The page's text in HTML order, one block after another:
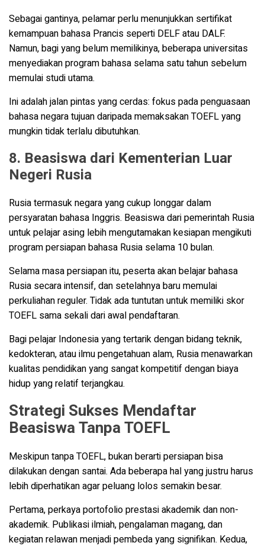
Sebagai gantinya, pelamar perlu menunjukkan sertifikat
kemampuan bahasa Prancis seperti DELF atau DALF.
Namun, bagi yang belum memilikinya, beberapa universitas
menyediakan program bahasa selama satu tahun sebelum
memulai studi utama.
Ini adalah jalan pintas yang cerdas: fokus pada penguasaan
bahasa negara tujuan daripada memaksakan TOEFL yang
mungkin tidak terlalu dibutuhkan.
8. Beasiswa dari Kementerian Luar
Negeri Rusia
Rusia termasuk negara yang cukup longgar dalam
persyaratan bahasa Inggris. Beasiswa dari pemerintah Rusia
untuk pelajar asing lebih mengutamakan kesiapan mengikuti
program persiapan bahasa Rusia selama 10 bulan.
Selama masa persiapan itu, peserta akan belajar bahasa
Rusia secara intensif, dan setelahnya baru memulai
perkuliahan reguler. Tidak ada tuntutan untuk memiliki skor
TOEFL sama sekali dari awal pendaftaran.
Bagi pelajar Indonesia yang tertarik dengan bidang teknik,
kedokteran, atau ilmu pengetahuan alam, Rusia menawarkan
kualitas pendidikan yang sangat kompetitif dengan biaya
hidup yang relatif terjangkau.
Strategi Sukses Mendaftar
Beasiswa Tanpa TOEFL
Meskipun tanpa TOEFL, bukan berarti persiapan bisa
dilakukan dengan santai. Ada beberapa hal yang justru harus
lebih diperhatikan agar peluang lolos semakin besar.
Pertama, perkaya portofolio prestasi akademik dan non-
akademik. Publikasi ilmiah, pengalaman magang, dan
kegiatan relawan menjadi pembeda yang signifikan. Kedua,